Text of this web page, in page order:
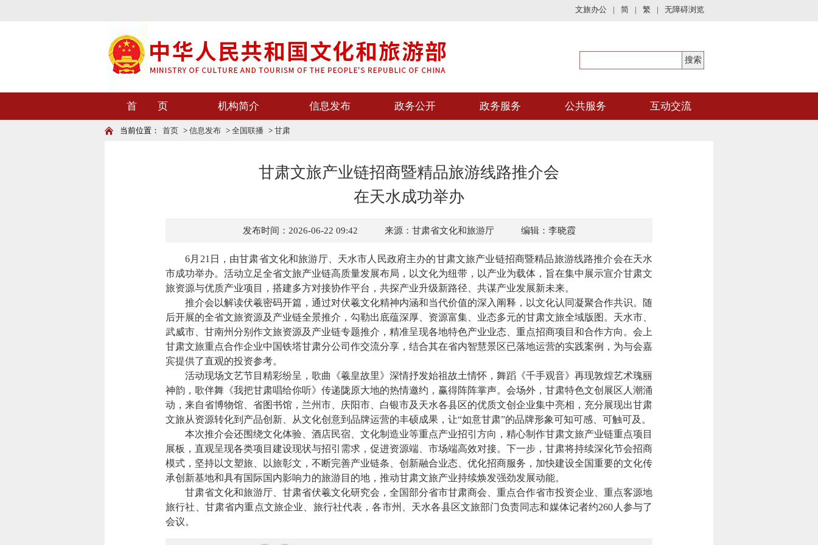
文旅办公 | 简 | 繁 | 无障碍浏览
首 页 机构简介 信息发布 政务公开 政务服务 公共服务 互动交流
当前位置： 首页 > 信息发布 > 全国联播 > 甘肃
甘肃文旅产业链招商暨精品旅游线路推介会
在天水成功举办
发布时间：2026-06-22 09:42 来源：甘肃省文化和旅游厅 编辑：李晓霞
6月21日，由甘肃省文化和旅游厅、天水市人民政府主办的甘肃文旅产业链招商暨精品旅游线路推介会在天水
市成功举办。活动立足全省文旅产业链高质量发展布局，以文化为纽带，以产业为载体，旨在集中展示宣介甘肃文
旅资源与优质产业项目，搭建多方对接协作平台，共探产业升级新路径、共谋产业发展新未来。
推介会以解读伏羲密码开篇，通过对伏羲文化精神内涵和当代价值的深入阐释，以文化认同凝聚合作共识。随
后开展的全省文旅资源及产业链全景推介，勾勒出底蕴深厚、资源富集、业态多元的甘肃文旅全域版图。天水市、
武威市、甘南州分别作文旅资源及产业链专题推介，精准呈现各地特色产业业态、重点招商项目和合作方向。会上
甘肃文旅重点合作企业中国铁塔甘肃分公司作交流分享，结合其在省内智慧景区已落地运营的实践案例，为与会嘉
宾提供了直观的投资参考。
活动现场文艺节目精彩纷呈，歌曲《羲皇故里》深情抒发始祖故土情怀，舞蹈《千手观音》再现敦煌艺术瑰丽
神韵，歌伴舞《我把甘肃唱给你听》传递陇原大地的热情邀约，赢得阵阵掌声。会场外，甘肃特色文创展区人潮涌
动，来自省博物馆、省图书馆，兰州市、庆阳市、白银市及天水各县区的优质文创企业集中亮相，充分展现出甘肃
文旅从资源转化到产品创新、从文化创意到品牌运营的丰硕成果，让“如意甘肃”的品牌形象可知可感、可触可及。
本次推介会还围绕文化体验、酒店民宿、文化制造业等重点产业招引方向，精心制作甘肃文旅产业链重点项目
展板，直观呈现各类项目建设现状与招引需求，促进资源端、市场端高效对接。下一步，甘肃将持续深化节会招商
模式，坚持以文塑旅、以旅彰文，不断完善产业链条、创新融合业态、优化招商服务，加快建设全国重要的文化传
承创新基地和具有国际国内影响力的旅游目的地，推动甘肃文旅产业持续焕发强劲发展动能。
甘肃省文化和旅游厅、甘肃省伏羲文化研究会，全国部分省市甘肃商会、重点合作省市投资企业、重点客源地
旅行社、甘肃省内重点文旅企业、旅行社代表，各市州、天水各县区文旅部门负责同志和媒体记者约260人参与了
会议。